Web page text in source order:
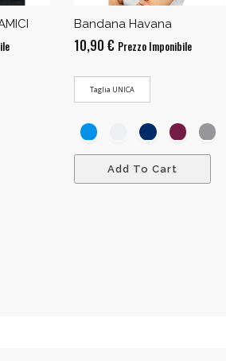
Bandana Havana
10,90 € Prezzo Imponibile
Taglia UNICA
Add To Cart